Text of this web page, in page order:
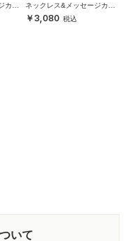
カー
ネックレス&メッセージカー
ド 3,080
いて